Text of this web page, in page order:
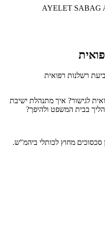
AYELET SABAG
רשלנות רפואית
לגישור? איך מתנהלת ישיבת
בבית המשפט ולהיפך?
סכסוכים מחוץ לכותלי ביהמ"ש.